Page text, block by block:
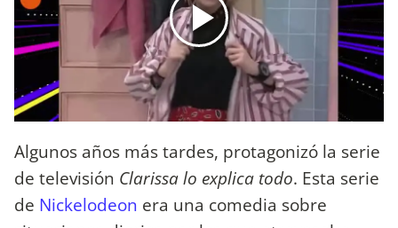
Algunos años más tardes, protagonizó la serie
de televisión Clarissa lo explica todo. Esta serie
de Nickelodeon era una comedia sobre